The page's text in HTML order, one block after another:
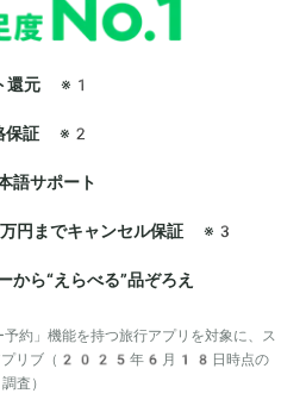
還元 ※1
保証 ※2
サポート
までキャンセル保証 ※3
ら“えらべる”品ぞろえ
約」機能を持つ旅行アプリを対象に、ス
アプリブ（2025年6月18日時点の
査）